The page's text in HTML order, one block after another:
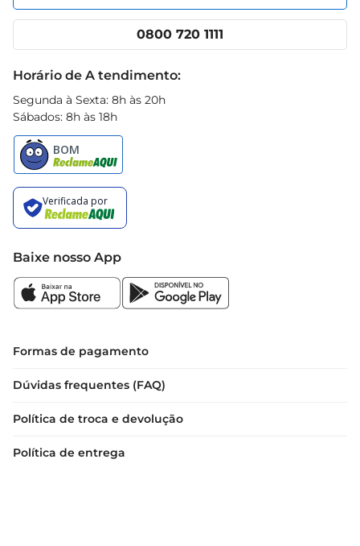
Cencosud Media
App Prezunic
0800 720 1111
Horário de A tendimento:
Segunda à Sexta: 8h às 20h
Sábados: 8h às 18h
Baixe nosso App
Formas de pagamento
Dúvidas frequentes (FAQ)
Política de troca e devolução
Política de entrega